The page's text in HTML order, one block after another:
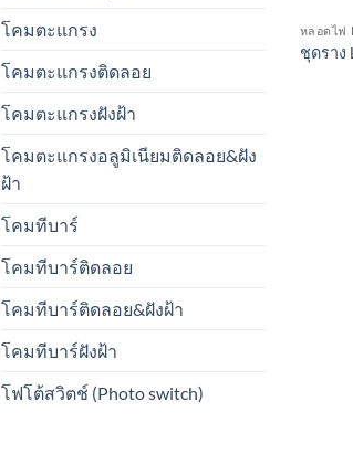
โคมตะแกรง
โคมตะแกรงติดลอย
โคมตะแกรงฝังฝ้า
โคมตะแกรงอลูมิเนียมติดลอย&ฝัง
ฝ้า
โคมทีบาร์
โคมทีบาร์ติดลอย
โคมทีบาร์ติดลอย&ฝังฝ้า
โคมทีบาร์ฝังฝ้า
โฟโต้สวิตช์ (Photo switch)
หลอดไฟ
ชุดราง